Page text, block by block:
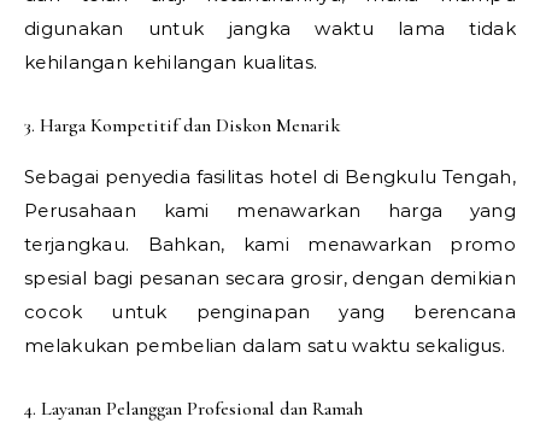
digunakan untuk jangka waktu lama tidak
kehilangan kehilangan kualitas.
3. Harga Kompetitif dan Diskon Menarik
Sebagai penyedia fasilitas hotel di Bengkulu Tengah,
Perusahaan kami menawarkan harga yang
terjangkau. Bahkan, kami menawarkan promo
spesial bagi pesanan secara grosir, dengan demikian
cocok untuk penginapan yang berencana
melakukan pembelian dalam satu waktu sekaligus.
4. Layanan Pelanggan Profesional dan Ramah